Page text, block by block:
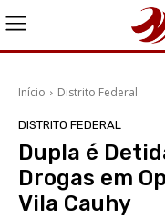
Início Distrito Federal
DISTRITO FEDERAL
Dupla é
Drogas em
Vila Cauhy